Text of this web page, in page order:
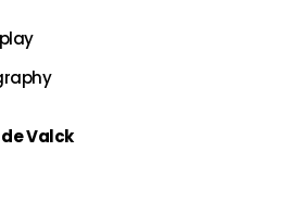
Valck